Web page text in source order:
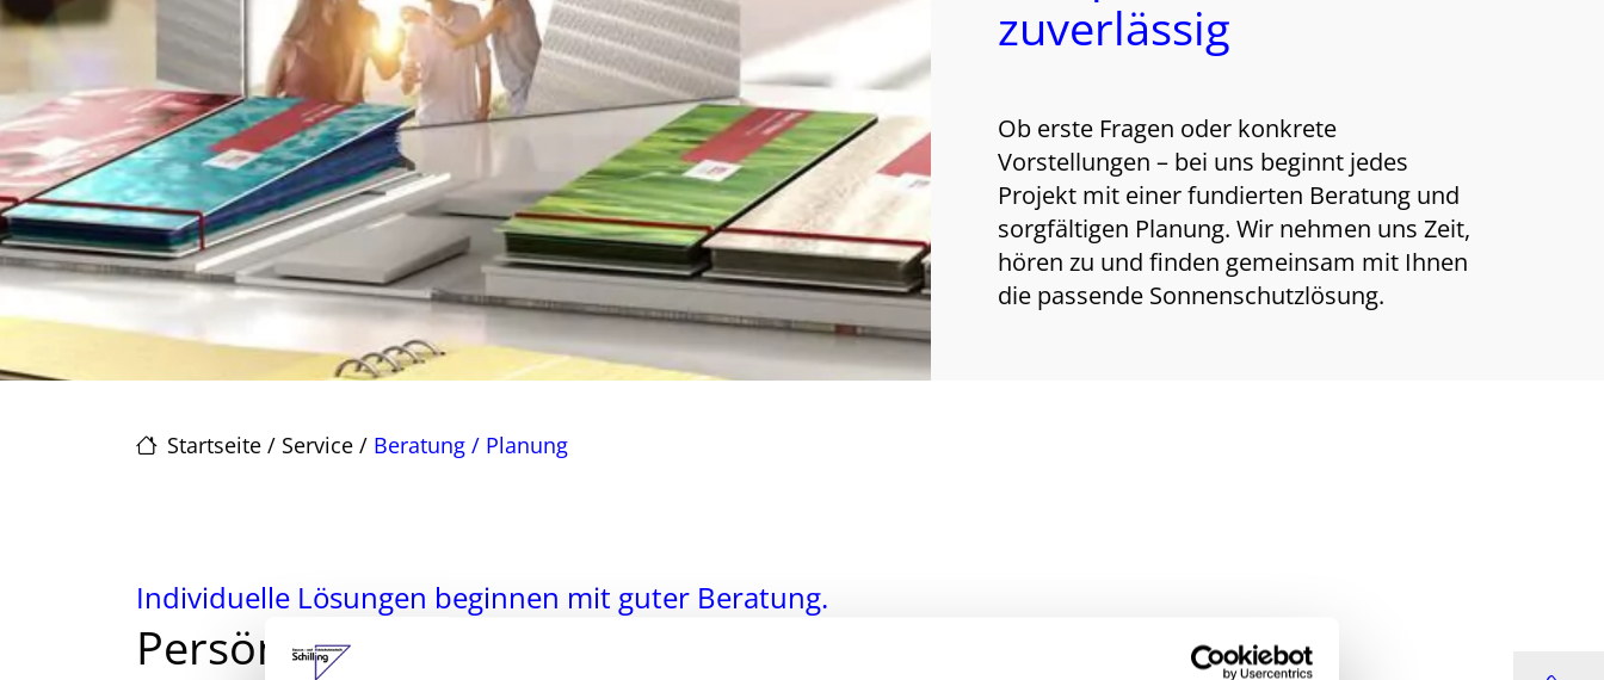
Startseite / Service / Beratung / Planung
zuverlässig
Ob erste Fragen oder konkrete
Vorstellungen – bei uns beginnt jedes
Projekt mit einer fundierten Beratung und
sorgfältigen Planung. Wir nehmen uns Zeit,
hören zu und finden gemeinsam mit Ihnen
die passende Sonnenschutzlösung.
Individuelle Lösungen beginnen mit guter Beratung.
Persönliche Beratung – individuell & kompetent